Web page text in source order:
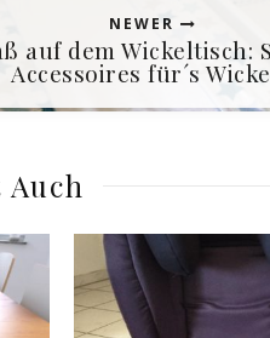
NEWER
auf dem Wickeltisch:
Accessoires für´s